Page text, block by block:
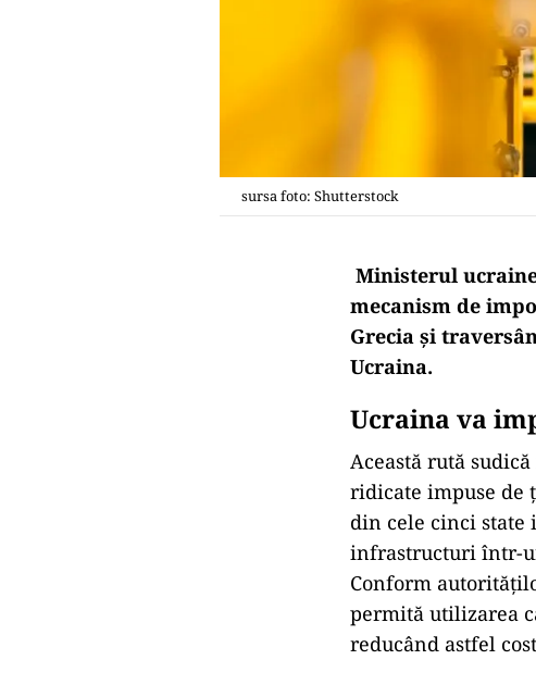
sursa foto: Shutterstock
Ministerul
mecanism de
Grecia şi
Ucraina.
Ucraina va
Această rută
ridicate impuse de
din cele cinci state
infrastructuri într-
Conform
permită utilizarea
reducând astfel